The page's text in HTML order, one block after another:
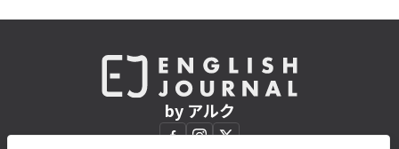
by アルク